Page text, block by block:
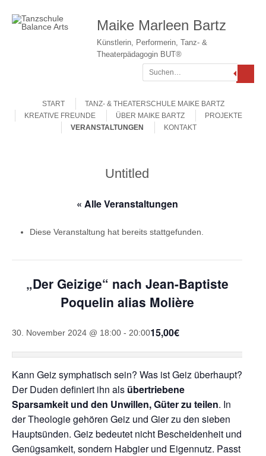
Maike Marleen Bartz
Künstlerin, Performerin, Tanz- &
Theaterpädagogin BUT®
Suchen
MenüSTART
TANZ- & THEATERSCHULE MAIKE BARTZ
KREATIVE FREUNDE
ÜBER MAIKE BARTZ
PROJEKTE
VERANSTALTUNGEN
KONTAKT
Untitled
« Alle Veranstaltungen
Diese Veranstaltung hat bereits stattgefunden.
„Der Geizige“ nach Jean-Baptiste
Poquelin alias Molière
30. November 2024 @ 18:00 - 20:0015,00€
Kann Geiz symphatisch sein? Was ist Geiz überhaupt?
Der Duden definiert ihn als übertriebene
Sparsamkeit und den Unwillen, Güter zu teilen. In
der Theologie gehören Geiz und Gier zu den sieben
Hauptsünden. Geiz bedeutet nicht Bescheidenheit und
Genügsamkeit, sondern Habgier und Eigennutz. Passt